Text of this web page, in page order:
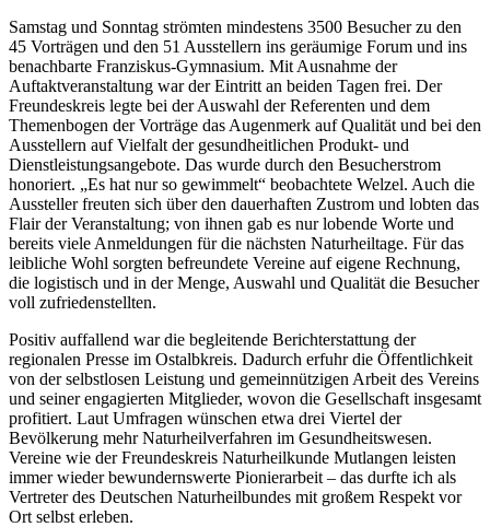
Samstag und Sonntag strömten mindestens 3500 Besucher zu den
45 Vorträgen und den 51 Ausstellern ins geräumige Forum und ins
benachbarte Franziskus-Gymnasium. Mit Ausnahme der
Auftaktveranstaltung war der Eintritt an beiden Tagen frei. Der
Freundeskreis legte bei der Auswahl der Referenten und dem
Themenbogen der Vorträge das Augenmerk auf Qualität und bei den
Ausstellern auf Vielfalt der gesundheitlichen Produkt- und
Dienstleistungsangebote. Das wurde durch den Besucherstrom
honoriert. „Es hat nur so gewimmelt“ beobachtete Welzel. Auch die
Aussteller freuten sich über den dauerhaften Zustrom und lobten das
Flair der Veranstaltung; von ihnen gab es nur lobende Worte und
bereits viele Anmeldungen für die nächsten Naturheiltage. Für das
leibliche Wohl sorgten befreundete Vereine auf eigene Rechnung,
die logistisch und in der Menge, Auswahl und Qualität die Besucher
voll zufriedenstellten.
Positiv auffallend war die begleitende Berichterstattung der
regionalen Presse im Ostalbkreis. Dadurch erfuhr die Öffentlichkeit
von der selbstlosen Leistung und gemeinnützigen Arbeit des Vereins
und seiner engagierten Mitglieder, wovon die Gesellschaft insgesamt
profitiert. Laut Umfragen wünschen etwa drei Viertel der
Bevölkerung mehr Naturheilverfahren im Gesundheitswesen.
Vereine wie der Freundeskreis Naturheilkunde Mutlangen leisten
immer wieder bewundernswerte Pionierarbeit – das durfte ich als
Vertreter des Deutschen Naturheilbundes mit großem Respekt vor
Ort selbst erleben.